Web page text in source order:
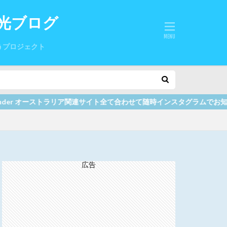
ブログ
ロジェクト
ト全て合わせて随時インスタグラムでお知らせしていますので、こ
広告